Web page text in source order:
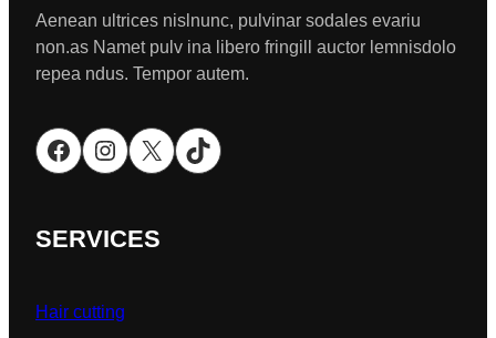
Aenean ultrices nislnunc, pulvinar sodales evariu
non.as Namet pulv ina libero fringill auctor lemnisdolo
repea ndus. Tempor autem.
Facebook Instagram X TikTok
SERVICES
Hair cutting